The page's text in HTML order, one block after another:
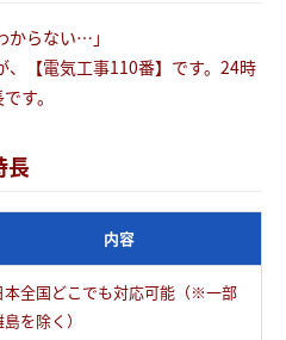
からない…」
、【電気工事110番】です。24時
す。
長
内容
本全国どこでも対応可能（※一部
を除く）